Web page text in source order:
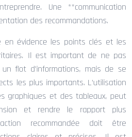
Une **communication
des recommandations.
évidence les points clés et les
Il est important de ne pas
flot d’informations, mais de se
les plus importants. L’utilisation
graphiques et des tableaux, peut
et rendre le rapport plus
recommandée doit être